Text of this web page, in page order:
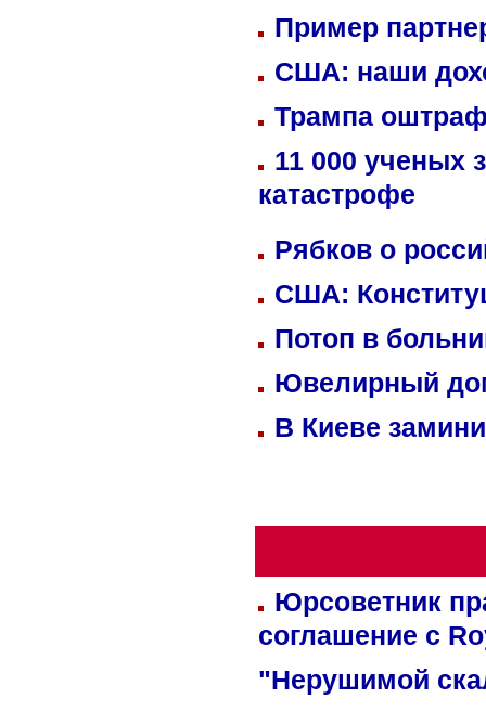
Пример
США: наши
Трампа
11 000 ученых
катастрофе
Рябков о
США:
Потоп в
Ювелирный
В Киеве
Юрсоветник
соглашение с
"Нерушимой